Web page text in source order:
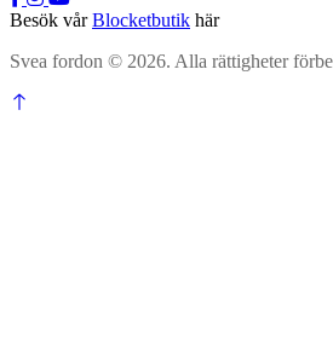
Besök vårBlocketbutik här
Svea fordon © 2026. Alla rättigheter